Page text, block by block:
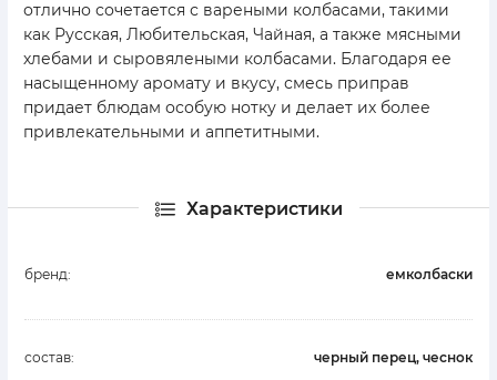
отлично сочетается с вареными колбасами, такими
как Русская, Любительская, Чайная, а также мясными
хлебами и сыровялеными колбасами. Благодаря ее
насыщенному аромату и вкусу, смесь приправ
придает блюдам особую нотку и делает их более
привлекательными и аппетитными.
Характеристики
бренд: емколбаски
состав: черный перец, чеснок